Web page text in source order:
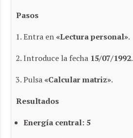
Pasos
Entra en«Lectura personal».
Introduce la fecha 15/07/1992.
Pulsa«Calcular matriz».
Resultados
Energía central: 5